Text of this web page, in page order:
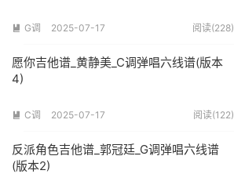
 G调 2025-07-17 阅读(228)
愿你吉他谱_黄静美_C调弹唱六线谱(版本
4)
 C调 2025-07-17 阅读(122)
反派角色吉他谱_郭冠廷_G调弹唱六线谱
(版本2)